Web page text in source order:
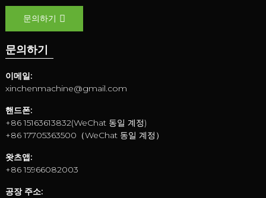
문의하기
문의하기
이메일:
xinchenmachine@gmail.com
핸드폰:
+86 15163613832(WeChat 동일 계정)
+86 17705363500（WeChat 동일 계정）
왓츠앱:
+86 15966082003
공장 주소: